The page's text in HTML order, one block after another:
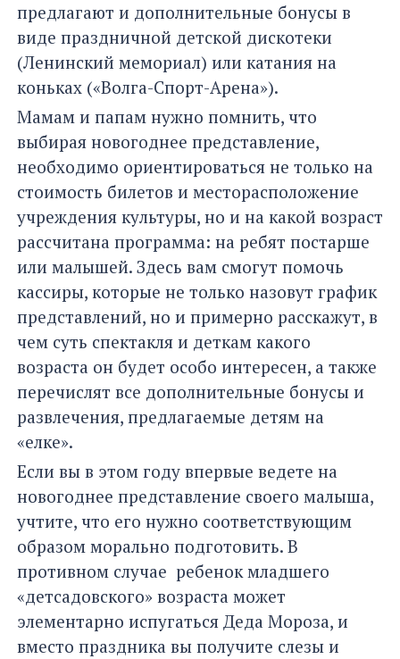
предлагают и дополнительные бонусы в
виде праздничной детской дискотеки
(Ленинский мемориал) или катания на
коньках («Волга-Спорт-Арена»).
Мамам и папам нужно помнить, что
выбирая новогоднее представление,
необходимо ориентироваться не только на
стоимость билетов и месторасположение
учреждения культуры, но и на какой возраст
рассчитана программа: на ребят постарше
или малышей. Здесь вам смогут помочь
кассиры, которые не только назовут график
представлений, но и примерно расскажут, в
чем суть спектакля и деткам какого
возраста он будет особо интересен, а также
перечислят все дополнительные бонусы и
развлечения, предлагаемые детям на
«елке».
Если вы в этом году впервые ведете на
новогоднее представление своего малыша,
учтите, что его нужно соответствующим
образом морально подготовить. В
противном случае ребенок младшего
«детсадовского» возраста может
элементарно испугаться Деда Мороза, и
вместо праздника вы получите слезы и